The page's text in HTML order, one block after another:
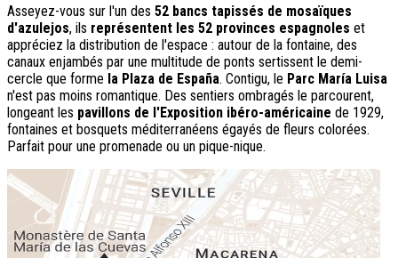
Asseyez-vous sur l'un des 52 bancs tapissés de mosaïques
d'azulejos, ils représentent les 52 provinces espagnoles et
appréciez la distribution de l'espace : autour de la fontaine, des
canaux enjambés par une multitude de ponts sertissent le demi-
cercle que forme la Plaza de España. Contigu, le Parc María Luisa
n'est pas moins romantique. Des sentiers ombragés le parcourent,
longeant les pavillons de l'Exposition ibéro-américaine de 1929,
fontaines et bosquets méditerranéens égayés de fleurs colorées.
Parfait pour une promenade ou un pique-nique.